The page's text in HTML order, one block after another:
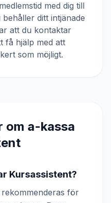
med dig till
ditt intjänade
att du kontaktar
få hjälp med att
som möjligt.
om a-kassa
Kursassistent?
för